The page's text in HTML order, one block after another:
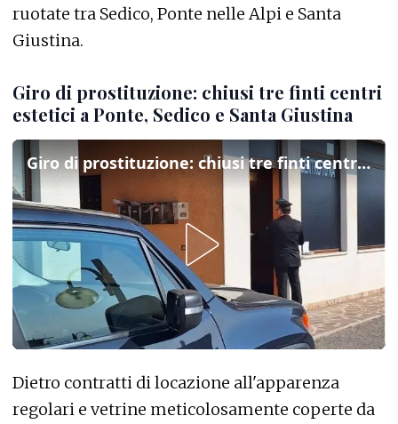
ruotate tra Sedico, Ponte nelle Alpi e Santa
Giustina.
Giro di prostituzione: chiusi tre finti centri
estetici a Ponte, Sedico e Santa Giustina
Giro di prostituzione: chiusi tre finti centri estetici a Ponte, Sedico e Santa Giustina
Dietro contratti di locazione all'apparenza
regolari e vetrine meticolosamente coperte da